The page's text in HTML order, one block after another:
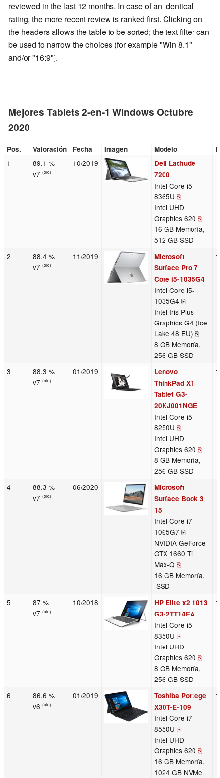
reviewed in the last 12 months. In case of an identical
rating, the more recent review is ranked first. Clicking on
the headers allows the table to be sorted; the text filter can
be used to narrow the choices (for example "Win 8.1"
and/or "16:9").
Mejores Tablets 2-en-1 Windows Octubre
2020
Pos. Valoración Fecha Imagen Modelo
1
89.1 %
v7(old)
10/2019
Dell Latitude
7200
Intel Core i5-
8365U ⎘
Intel UHD
Graphics 620 ⎘
16 GB Memoría,
512 GB SSD
2
88.4 %
v7(old)
11/2019
Microsoft
Surface Pro 7
Core i5-1035G4
Intel Core i5-
1035G4 ⎘
Intel Iris Plus
Graphics G4 (Ice
Lake 48 EU) ⎘
8 GB Memoría,
256 GB SSD
3
88.3 %
v7(old)
01/2019
Lenovo
ThinkPad X1
Tablet G3-
20KJ001NGE
Intel Core i5-
8250U ⎘
Intel UHD
Graphics 620 ⎘
8 GB Memoría,
256 GB SSD
4
88.3 %
v7(old)
06/2020
Microsoft
Surface Book 3
15
Intel Core i7-
1065G7 ⎘
NVIDIA GeForce
GTX 1660 Ti
Max-Q ⎘
16 GB Memoría,
SSD
5
87 %
v7(old)
10/2018
HP Elite x2 1013
G3-2TT14EA
Intel Core i5-
8350U ⎘
Intel UHD
Graphics 620 ⎘
8 GB Memoría,
256 GB SSD
6
86.6 %
v6(old)
01/2019
Toshiba Portege
X30T-E-109
Intel Core i7-
8550U ⎘
Intel UHD
Graphics 620 ⎘
16 GB Memoría,
1024 GB NVMe